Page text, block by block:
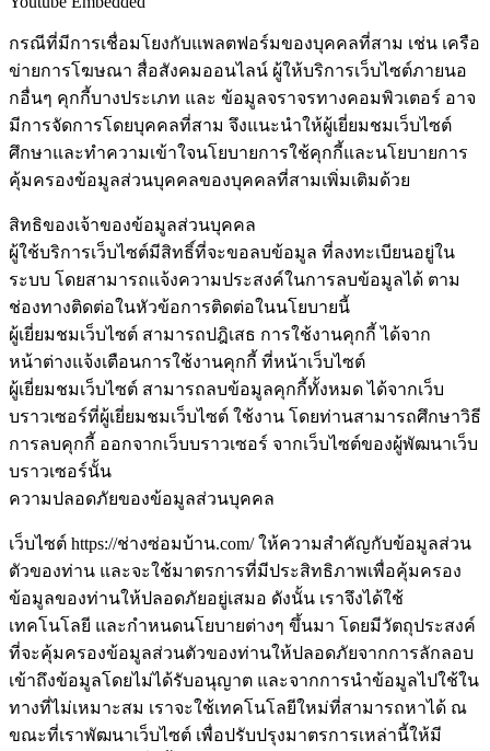
กรณีที่มีการเชื่อมโยงกับแพลตฟอร์มของบุคคลที่สาม เช่น เครือ
ข่ายการโฆษณา สื่อสังคมออนไลน์ ผู้ให้บริการเว็บไซต์ภายนอ
กอื่นๆ คุกกี้บางประเภท และ ข้อมูลจราจรทางคอมพิวเตอร์ อาจ
มีการจัดการโดยบุคคลที่สาม จึงแนะนำให้ผู้เยี่ยมชมเว็บไซต์
ศึกษาและทำความเข้าใจนโยบายการใช้คุกกี้และนโยบายการ
คุ้มครองข้อมูลส่วนบุคคลของบุคคลที่สามเพิ่มเติมด้วย
สิทธิของเจ้าของข้อมูลส่วนบุคคล
ผู้ใช้บริการเว็บไซต์มีสิทธิ์ที่จะขอลบข้อมูล ที่ลงทะเบียนอยู่ใน
ระบบ โดยสามารถแจ้งความประสงค์ในการลบข้อมูลได้ ตาม
ช่องทางติดต่อในหัวข้อการติดต่อในนโยบายนี้
ผู้เยี่ยมชมเว็บไซต์ สามารถปฎิเสธ การใช้งานคุกกี้ ได้จาก
หน้าต่างแจ้งเตือนการใช้งานคุกกี้ ที่หน้าเว็บไซต์
ผู้เยี่ยมชมเว็บไซต์ สามารถลบข้อมูลคุกกี้ทั้งหมด ได้จากเว็บ
บราวเซอร์ที่ผู้เยี่ยมชมเว็บไซต์ ใช้งาน โดยท่านสามารถศึกษาวิธี
การลบคุกกี้ ออกจากเว็บบราวเซอร์ จากเว็บไซต์ของผู้พัฒนาเว็บ
บราวเซอร์นั้น
ความปลอดภัยของข้อมูลส่วนบุคคล
เว็บไซต์ https://ช่างซ่อมบ้าน.com/ ให้ความสำคัญกับข้อมูลส่วน
ตัวของท่าน และจะใช้มาตรการที่มีประสิทธิภาพเพื่อคุ้มครอง
ข้อมูลของท่านให้ปลอดภัยอยู่เสมอ ดังนั้น เราจึงได้ใช้
เทคโนโลยี และกำหนดนโยบายต่างๆ ขึ้นมา โดยมีวัตถุประสงค์
ที่จะคุ้มครองข้อมูลส่วนตัวของท่านให้ปลอดภัยจากการลักลอบ
เข้าถึงข้อมูลโดยไม่ได้รับอนุญาต และจากการนำข้อมูลไปใช้ใน
ทางที่ไม่เหมาะสม เราจะใช้เทคโนโลยีใหม่ที่สามารถหาได้ ณ
ขณะที่เราพัฒนาเว็บไซต์ เพื่อปรับปรุงมาตรการเหล่านี้ให้มี